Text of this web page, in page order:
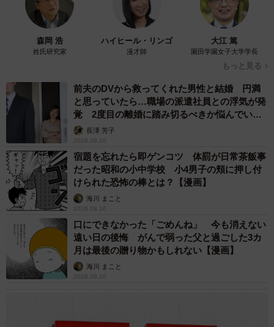
森岡 浩
姓氏研究家
ハイヒール・リンゴ
漫才師
大江 篤
園田学園女子大学学長
もっと見る
前夫のDVから救ってくれた男性と結婚 円満
と思っていたら…職場の派遣社員との浮気が発
覚 2度目の離婚に踏み切るべきか悩んでいま
す【夫婦関係修復カウンセラーが解説】
長澤 芳子
2026.08.10
宿題を忘れたら即ゲンコツ 体罰が日常茶飯事
だった昭和の小中学校 小4男子の頬に押し付
けられた恐怖の棒とは？【漫画】
海川 まこと
2026.08.10
口にできなかった「ごめんね」 今も消えない
遠い日の後悔 がんで弱った父と過ごした3カ
月は最後の贈り物かもしれない【漫画】
海川 まこと
2026.08.10